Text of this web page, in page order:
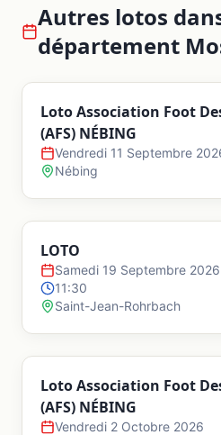
Autres lotos
département
Loto Association Foot
(AFS) NÉBING
Vendredi 11 Septembre
Nébing
LOTO
Samedi 19 Septembre 2026
11:30
Saint-Jean-Rohrbach
Loto Association Foot
(AFS) NÉBING
Vendredi 2 Octobre 2026